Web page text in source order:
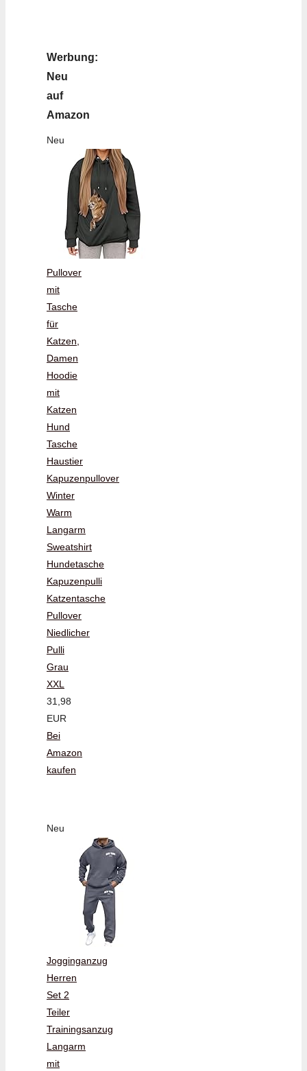
Werbung:
Neu
auf
Amazon
Neu
Pullover
mit
Tasche
für
Katzen,
Damen
Hoodie
mit
Katzen
Hund
Tasche
Haustier
Kapuzenpullover
Winter
Warm
Langarm
Sweatshirt
Hundetasche
Kapuzenpulli
Katzentasche
Pullover
Niedlicher
Pulli
Grau
XXL
31,98
EUR
Bei
Amazon
kaufen
Neu
Jogginganzug
Herren
Set 2
Teiler
Trainingsanzug
Langarm
mit